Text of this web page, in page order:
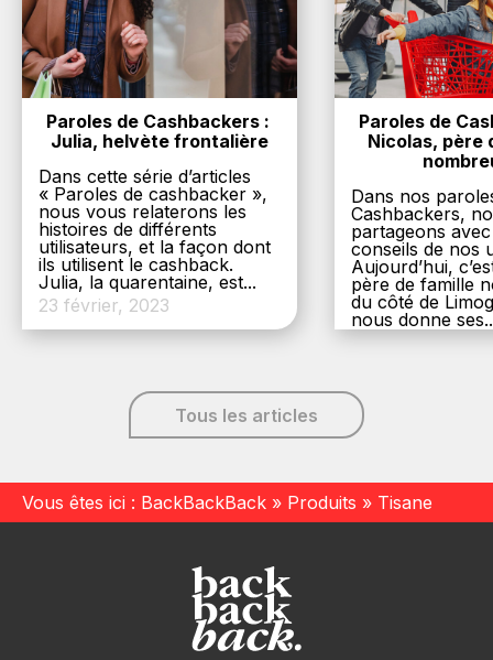
Paroles de Cashbackers :
Julia, helvète frontalière
Dans cette série d’articles
« Paroles de cashbacker »,
nous vous relaterons les
histoires de différents
utilisateurs, et la façon dont
ils utilisent le cashback.
Julia, la quarentaine, est...
23 février, 2023
Paroles de
Nicolas, père
Dans nos
Cashbackers,
partageons
conseils de nos
Aujourd’hui,
père de famille
du côté de
nous donne
Tous les articles
Vous êtes ici : BackBackBack » Produits » Tisane